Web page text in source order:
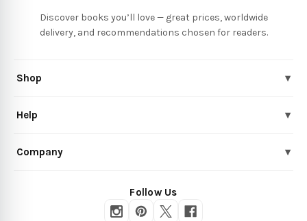
Discover books you’ll love — great prices, worldwide
delivery, and recommendations chosen for readers.
Shop ▾
Help ▾
Company ▾
Follow Us